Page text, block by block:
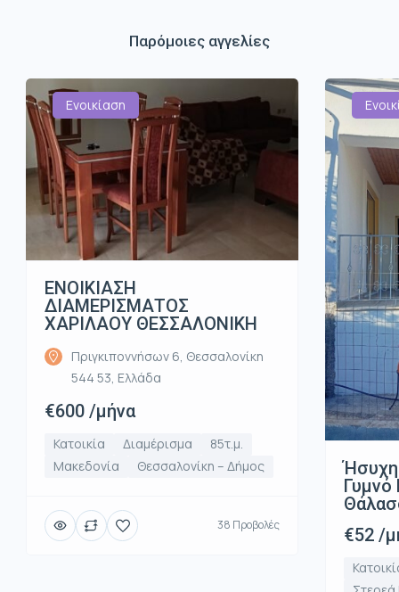
Παρόμοιες αγγελίες
Ενοικίαση
ΕΝΟΙΚΙΑΣΗ
ΔΙΑΜΕΡΙΣΜΑΤΟΣ
ΧΑΡΙΛΑΟΥ ΘΕΣΣΑΛΟΝΙΚΗ
Πριγκιποννήσων 6, Θεσσαλονίκη
544 53, Ελλάδα
€600 /μήνα
Κατοικία Διαμέρισμα
85τ.μ.
Μακεδονία
Θεσσαλονίκη – Δήμος
38 Προβολές
Γυμνό
€52 /